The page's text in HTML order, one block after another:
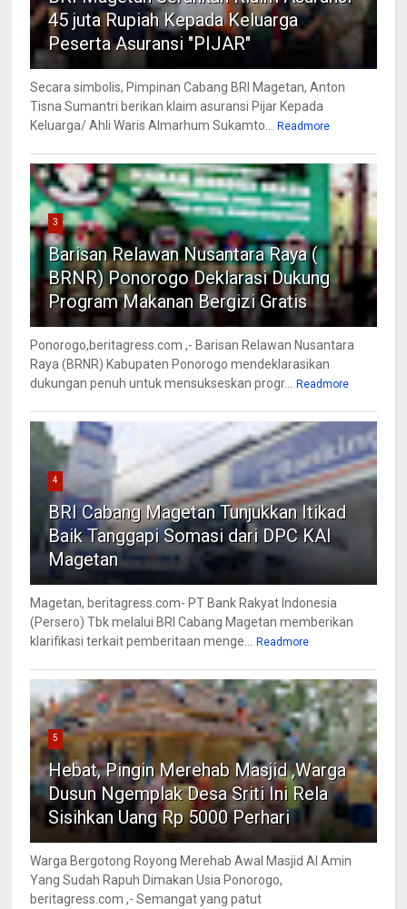
45 juta Rupiah Kepada Keluarga
Peserta Asuransi "PIJAR"
Secara simbolis, Pimpinan Cabang BRI Magetan, Anton
Tisna Sumantri berikan klaim asuransi Pijar Kepada
Keluarga/ Ahli Waris Almarhum Sukamto...
Readmore
3
Barisan Relawan Nusantara Raya (
BRNR) Ponorogo Deklarasi Dukung
Program Makanan Bergizi Gratis
Ponorogo,beritagress.com ,- Barisan Relawan Nusantara
Raya (BRNR) Kabupaten Ponorogo mendeklarasikan
dukungan penuh untuk mensukseskan progr...
Readmore
4
BRI Cabang Magetan Tunjukkan Itikad
Baik Tanggapi Somasi dari DPC KAI
Magetan
Magetan, beritagress.com- PT Bank Rakyat Indonesia
(Persero) Tbk melalui BRI Cabang Magetan memberikan
klarifikasi terkait pemberitaan menge...
Readmore
5
Hebat, Pingin Merehab Masjid ,Warga
Dusun Ngemplak Desa Sriti Ini Rela
Sisihkan Uang Rp 5000 Perhari
Warga Bergotong Royong Merehab Awal Masjid Al Amin
Yang Sudah Rapuh Dimakan Usia Ponorogo,
beritagress.com ,- Semangat yang patut